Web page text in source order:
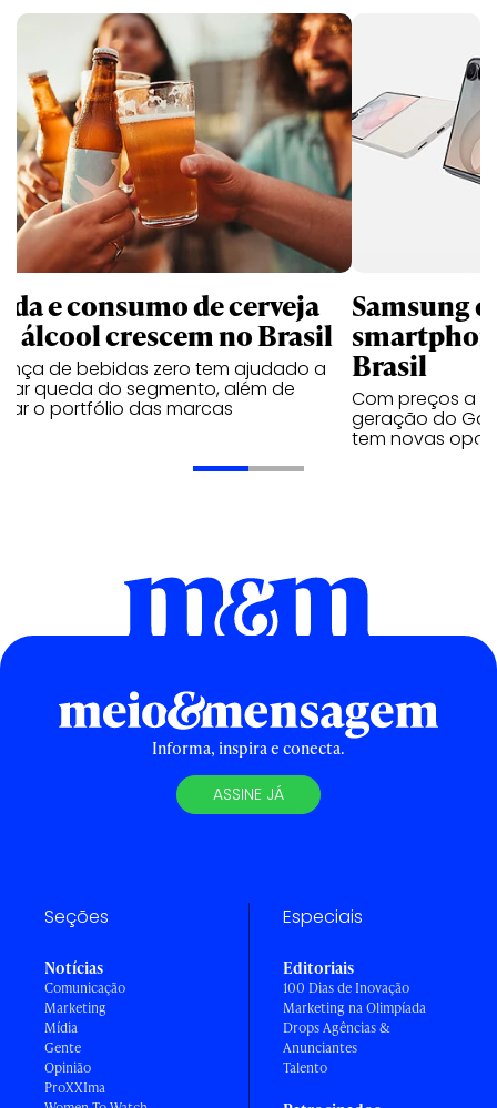
e consumo de cerveja
álcool crescem no Brasil
de bebidas zero tem ajudado a
queda do segmento, além de
o portfólio das marcas
Samsung
Brasil
Com preços a
geração do
tem novas
Informa, inspira e conecta.
ASSINE JÁ
Seções
Notícias
Comunicação
Marketing
Mídia
Gente
Opinião
ProXXIma
Especiais
Editoriais
100 Dias de Inovação
Marketing na Olimpíada
Drops Agências &
Anunciantes
Talento